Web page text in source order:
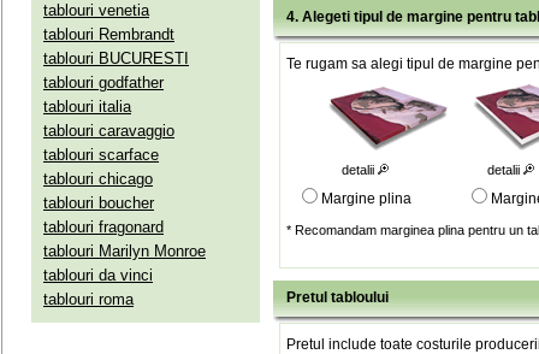
tablouri venetia
tablouri Rembrandt
tablouri BUCURESTI
tablouri godfather
tablouri italia
tablouri caravaggio
tablouri scarface
tablouri chicago
tablouri boucher
tablouri fragonard
tablouri Marilyn Monroe
tablouri da vinci
tablouri roma
4. Alegeti tipul de margine pentru
Te rugam sa alegi tipul de margine
detalii detalii
Margine plina
* Recomandam marginea plina pentru un
Pretul tabloului
Pretul include toate costurile